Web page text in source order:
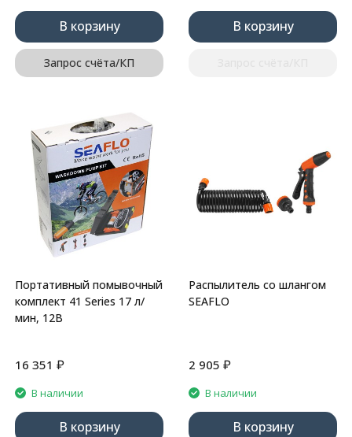
В корзину
Запрос счёта/КП
В корзину
Портативный помывочный
комплект 41 Series 17 л/
мин, 12В
16 351 ₽
В наличии
В корзину
Распылитель со шлангом
SEAFLO
2 905 ₽
В наличии
В корзину